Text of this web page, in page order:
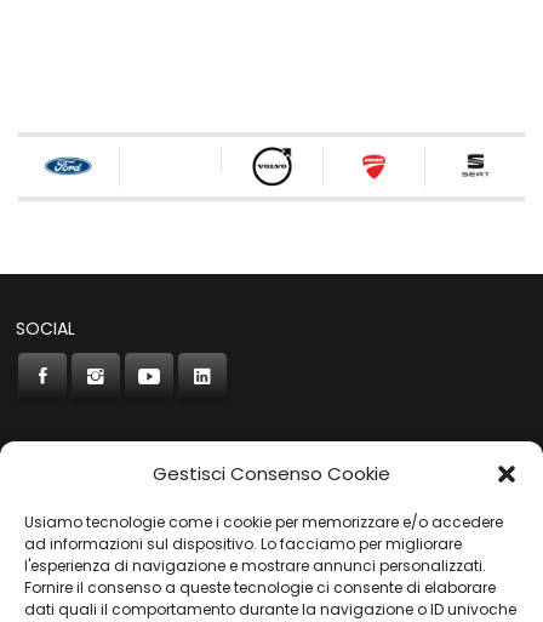
Gestisci Consenso Cookie
Usiamo tecnologie come i cookie per memorizzare e/o accedere
ad informazioni sul dispositivo. Lo facciamo per migliorare
l'esperienza di navigazione e mostrare annunci personalizzati.
Fornire il consenso a queste tecnologie ci consente di elaborare
dati quali il comportamento durante la navigazione o ID univoche
SOCIAL
CONCORDE
AUTOCHIAVARI